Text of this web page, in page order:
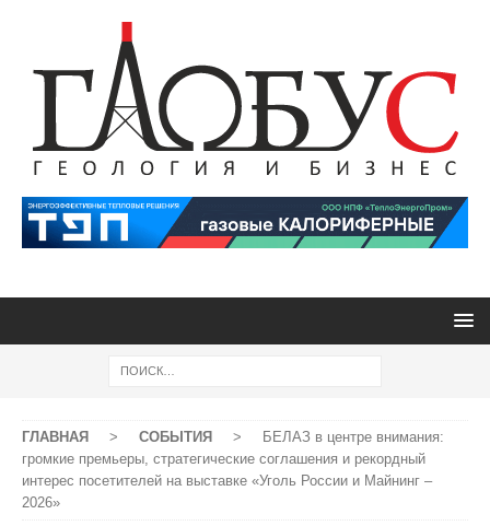
ГЛАВНАЯ > СОБЫТИЯ >
БЕЛАЗ в центре внимания:
громкие премьеры, стратегические соглашения и рекордный
интерес посетителей на выставке «Уголь России и Майнинг –
2026»